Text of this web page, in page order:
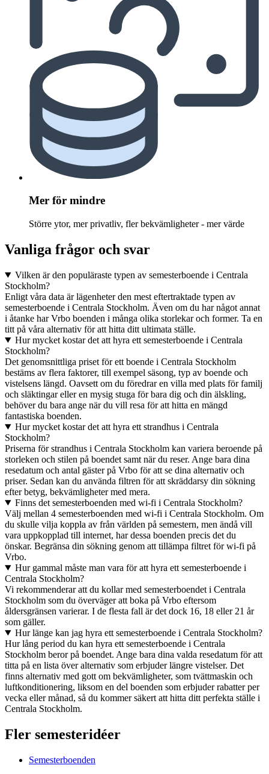
Mer för mindre
Större ytor, mer privatliv, fler bekvämligheter - mer värde
Vanliga frågor och svar
Vilken är den populäraste typen av semesterboende i Centrala
Stockholm?
Enligt våra data är lägenheter den mest eftertraktade typen av
semesterboende i Centrala Stockholm. Även om du har något annat
i åtanke har Vrbo boenden i många olika storlekar och former. Ta en
titt på våra alternativ för att hitta ditt ultimata ställe.
Hur mycket kostar det att hyra ett semesterboende i Centrala
Stockholm?
Det genomsnittliga priset för ett boende i Centrala Stockholm
bestäms av flera faktorer, till exempel säsong, typ av boende och
vistelsens längd. Oavsett om du föredrar en villa med plats för familj
och släktingar eller en mysig stuga för bara dig och din älskling,
behöver du bara ange när du vill resa för att hitta en mängd
fantastiska boenden.
Hur mycket kostar det att hyra ett strandhus i Centrala
Stockholm?
Priserna för strandhus i Centrala Stockholm kan variera beroende på
storleken och stilen på boendet samt när du reser. Ange bara dina
resedatum och antal gäster på Vrbo för att se dina alternativ och
priser. Sedan kan du använda filtren för att skräddarsy din sökning
efter betyg, bekvämligheter med mera.
Finns det semesterboenden med wi-fi i Centrala Stockholm?
Välj mellan 4 semesterboenden med wi-fi i Centrala Stockholm. Om
du skulle vilja koppla av från världen på semestern, men ändå vill
vara uppkopplad till internet, har dessa boenden precis det du
önskar. Begränsa din sökning genom att tillämpa filtret för wi-fi på
Vrbo.
Hur gammal måste man vara för att hyra ett semesterboende i
Centrala Stockholm?
Vi rekommenderar att du kollar med semesterboendet i Centrala
Stockholm som du överväger att boka på Vrbo eftersom
åldersgränsen varierar. I de flesta fall är det dock 16, 18 eller 21 år
som gäller.
Hur länge kan jag hyra ett semesterboende i Centrala Stockholm?
Hur lång period du kan hyra ett semesterboende i Centrala
Stockholm beror på boendet. Ange bara dina valda resedatum för att
titta på en lista över alternativ som erbjuder längre vistelser. Det
finns alternativ med gott om bekvämligheter, som tvättmaskin och
luftkonditionering, liksom en del boenden som erbjuder rabatter per
vecka eller månad, så du kommer säkert att hitta ditt perfekta ställe i
Centrala Stockholm.
Fler semesteridéer
Semesterboenden